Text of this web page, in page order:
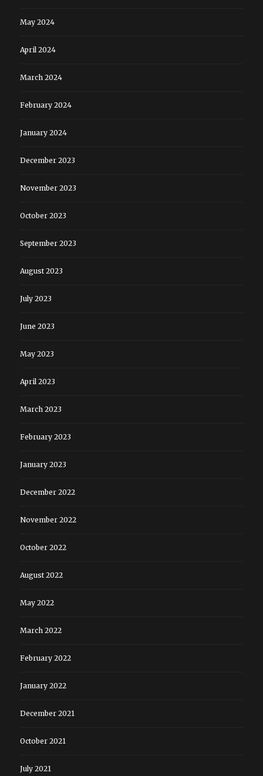
May 2024
April 2024
March 2024
February 2024
January 2024
December 2023
November 2023
October 2023
September 2023
August 2023
July 2023
June 2023
May 2023
April 2023
March 2023
February 2023
January 2023
December 2022
November 2022
October 2022
August 2022
May 2022
March 2022
February 2022
January 2022
December 2021
October 2021
July 2021